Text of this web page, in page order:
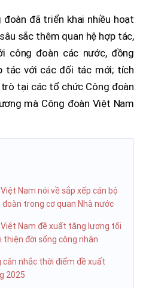
đoàn đã triển khai nhiều hoạt
sắc thêm quan hệ hợp tác,
công đoàn các nước, đồng
tác với các đối tác mới; tích
tại các tổ chức Công đoàn
mà Công đoàn Việt Nam
Nam nói về sắp xếp cán bộ
trong cơ quan Nhà nước
Nam đề xuất tăng lương tối
đời sống công nhân
cân nhắc thời điểm đề xuất
2025